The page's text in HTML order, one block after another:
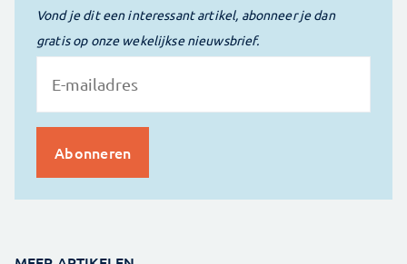
Vond je dit een interessant artikel, abonneer je dan
gratis op onze wekelijkse nieuwsbrief.